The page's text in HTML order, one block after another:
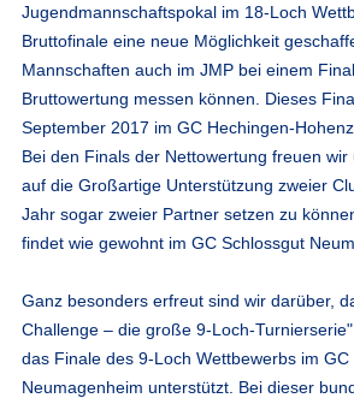
Jugendmannschaftspokal im 18-Loch
Bruttofinale eine neue Möglichkeit
Mannschaften auch im JMP bei einem
Bruttowertung messen können. Dieses
September 2017 im GC Hechingen-
Bei den Finals der Nettowertung freuen wir
auf die Großartige Unterstützung zweier
Jahr sogar zweier Partner setzen zu
findet wie gewohnt im GC Schlossgut
Ganz besonders erfreut sind wir darüber,
Challenge – die große 9-Loch-
das Finale des 9-Loch Wettbewerbs im GC
Neumagenheim unterstützt. Bei dieser